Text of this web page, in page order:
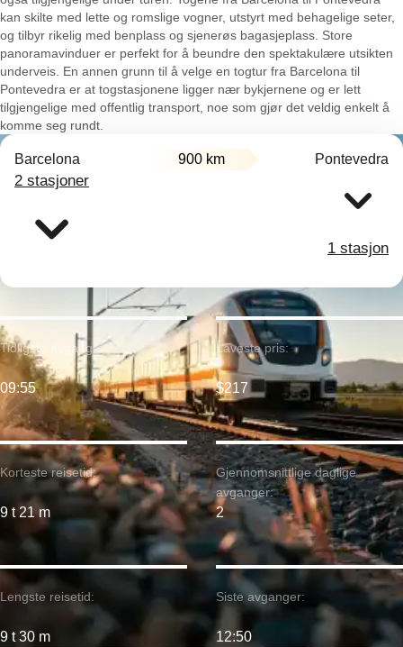
kan skilte med lette og romslige vogner, utstyrt med behagelige seter,
og tilbyr rikelig med benplass og sjenerøs bagasjeplass. Store
panoramavinduer er perfekt for å beundre den spektakulære utsikten
underveis. En annen grunn til å velge en togtur fra Barcelona til
Pontevedra er at togstasjonene ligger nær bykjernene og er lett
tilgjengelige med offentlig transport, noe som gjør det veldig enkelt å
komme seg rundt.
Barcelona 900 km Pontevedra
2 stasjoner
1 stasjon
Korteste reisetid:
9 t 21 m
Tidligste avgang:
09:55
Lengste reisetid:
9 t 30 m
Laveste pris:
$217
Gjennomsnittlige daglige
avganger:
2
Siste avganger:
12:50